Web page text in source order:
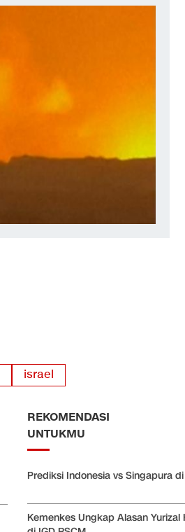
israel
REKOMENDASI
UNTUKMU
Prediksi Indonesia vs Singapura
Kemenkes Ungkap Alasan